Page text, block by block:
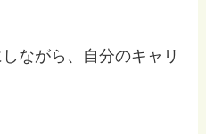
ながら、自分のキャリ